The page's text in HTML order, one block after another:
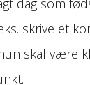
dag som
skrive et
skal være